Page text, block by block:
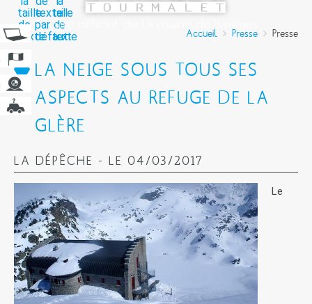
Accueil Presse Presse
LA NEIGE SOUS TOUS SES
ASPECTS AU REFUGE DE LA
GLÈRE
LA DÉPÊCHE - LE 04/03/2017
Le